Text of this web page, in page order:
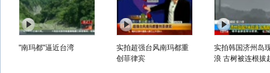
"南玛都"逼近台湾
实拍超强台风南玛都重
创菲律宾
实拍韩国济州岛
浪 古树被连根拔